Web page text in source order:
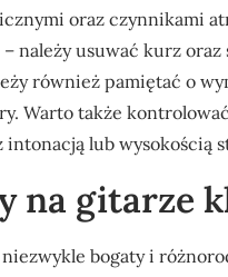
oraz czynnikami
należy usuwać kurz
również pamiętać o
Warto także
lub wysokością
na gitarze
bogaty i